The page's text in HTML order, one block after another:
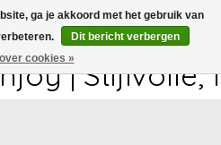
|
ga je akkoord met het gebruik van
Dit bericht verbergen
cookies »